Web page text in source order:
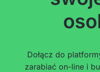
Dołącz do
zarabiać on-line i